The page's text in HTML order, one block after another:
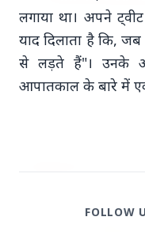
लगाया था। अपने
याद दिलाता है कि, जब
से लड़ते हैं"। उनके
आपातकाल के बारे में
FOLLOW